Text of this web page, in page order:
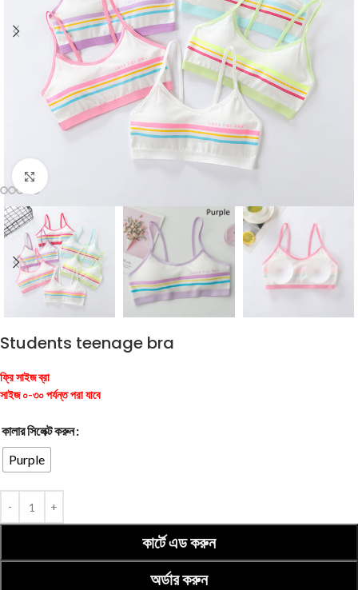
Click to enlarge
Students teenage bra
ফ্রি সাইজ ব্রা
সাইজ ০-৩০ পর্যন্ত পরা যাবে
কালার সিলেক্ট করুন
Purple
কার্টে এড করুন
অর্ডার করুন